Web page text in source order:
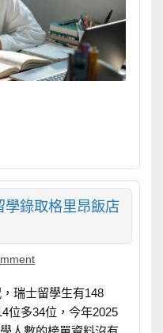
學錄取格里昂飯店
瑞士留學生有148
位多34位，今年2025